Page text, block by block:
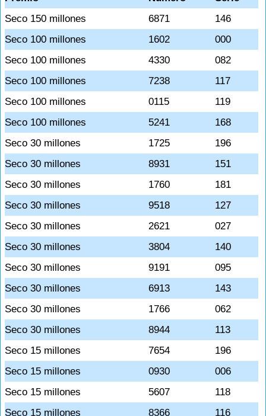
Seco 150 millones
6871
146
Seco 100 millones
1602
000
Seco 100 millones
4330
082
Seco 100 millones
7238
117
Seco 100 millones
0115
119
Seco 100 millones
5241
168
Seco 30 millones
1725
196
Seco 30 millones
8931
151
Seco 30 millones
1760
181
Seco 30 millones
9518
127
Seco 30 millones
2621
027
Seco 30 millones
3804
140
Seco 30 millones
9191
095
Seco 30 millones
6913
143
Seco 30 millones
1766
062
Seco 30 millones
8944
113
Seco 15 millones
7654
196
Seco 15 millones
0930
006
Seco 15 millones
5607
118
Seco 15 millones
8366
116